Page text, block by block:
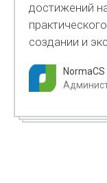
достижений
создании и
NormaCS